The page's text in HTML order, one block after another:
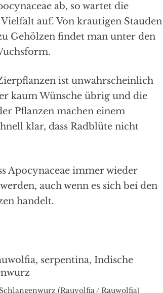
ab, so wartet die
auf. Von krautigen Stauden
Gehölzen findet man unter den
ist unwahrscheinlich
kaum Wünsche übrig und die
Pflanzen machen einem
klar, dass Radblüte nicht
Apocynaceae immer wieder
auch wenn es sich bei den
handelt.
(Rauvolfia / Rauwolfia)